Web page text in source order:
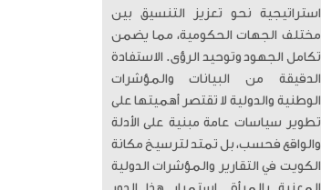
استراتيجية نحو تعزيز التنسيق بين
مختلف الجهات الحكومية، مما يضمن
تكامل الجهود وتوحيد الرؤى. الاستفادة
الدقيقة من البيانات والمؤشرات
الوطنية والدولية لا تقتصر أهميتها على
تطوير سياسات عامة مبنية على الأدلة
والواقع فحسب، بل تمتد لترسيخ مكانة
الكويت في التقارير والمؤشرات الدولية